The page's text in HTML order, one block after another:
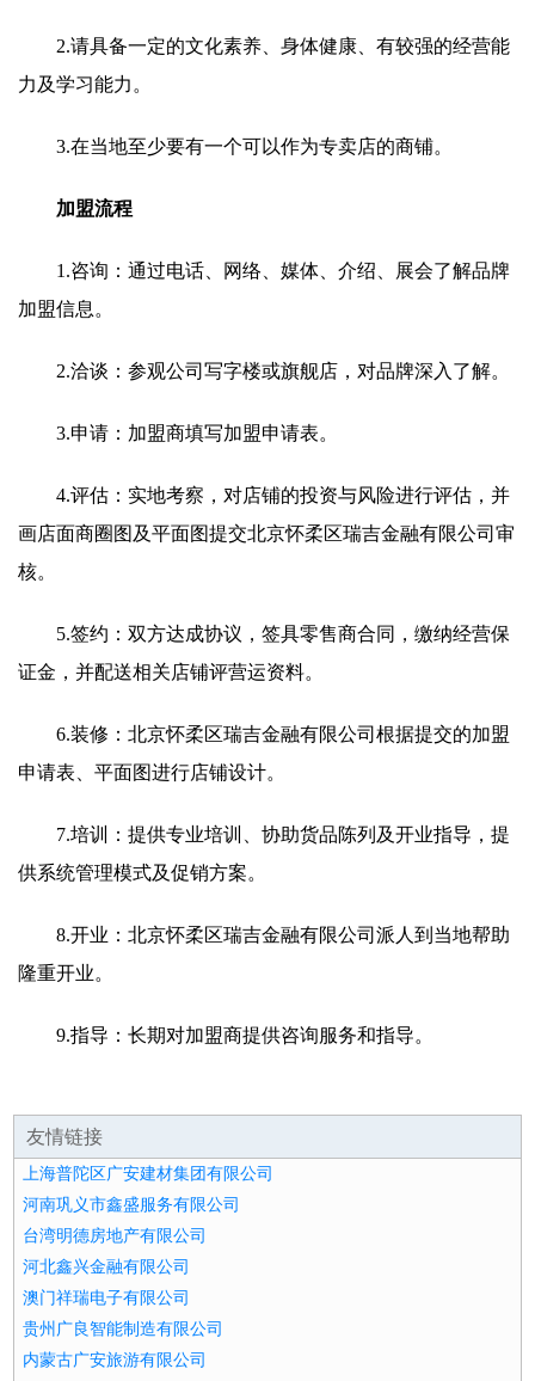
2.请具备一定的文化素养、身体健康、有较强的经营能
力及学习能力。
3.在当地至少要有一个可以作为专卖店的商铺。
加盟流程
1.咨询：通过电话、网络、媒体、介绍、展会了解品牌
加盟信息。
2.洽谈：参观公司写字楼或旗舰店，对品牌深入了解。
3.申请：加盟商填写加盟申请表。
4.评估：实地考察，对店铺的投资与风险进行评估，并
画店面商圈图及平面图提交北京怀柔区瑞吉金融有限公司审
核。
5.签约：双方达成协议，签具零售商合同，缴纳经营保
证金，并配送相关店铺评营运资料。
6.装修：北京怀柔区瑞吉金融有限公司根据提交的加盟
申请表、平面图进行店铺设计。
7.培训：提供专业培训、协助货品陈列及开业指导，提
供系统管理模式及促销方案。
8.开业：北京怀柔区瑞吉金融有限公司派人到当地帮助
隆重开业。
9.指导：长期对加盟商提供咨询服务和指导。
友情链接
上海普陀区广安建材集团有限公司
河南巩义市鑫盛服务有限公司
台湾明德房地产有限公司
河北鑫兴金融有限公司
澳门祥瑞电子有限公司
贵州广良智能制造有限公司
内蒙古广安旅游有限公司